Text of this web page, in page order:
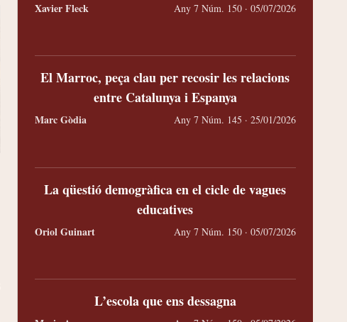
El cop d'Estat (I): Curzio Malaparte
Xavier Fleck Any 7 Núm. 150 · 05/07/2026
El Marroc, peça clau per recosir les relacions
entre Catalunya i Espanya
Marc Gòdia Any 7 Núm. 145 · 25/01/2026
La qüestió demogràfica en el cicle de vagues
educatives
Oriol Guinart Any 7 Núm. 150 · 05/07/2026
L’escola que ens dessagna